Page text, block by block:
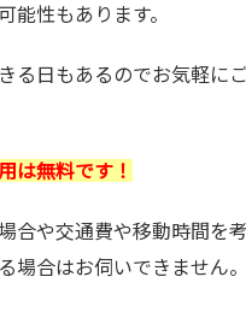
能性もあります。
る日もあるのでお気軽に
は無料です！
合や交通費や移動時間を
場合はお伺いできません。